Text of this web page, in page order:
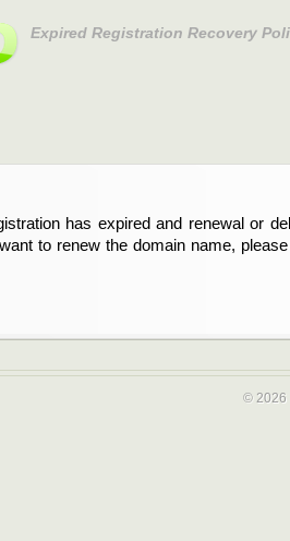
Expired Registration Recovery
has expired and renewal or
to renew the domain name,
ist abgelaufen und die
Sie der Registrant sind und
Sie bitte Ihren Service-
© 2026